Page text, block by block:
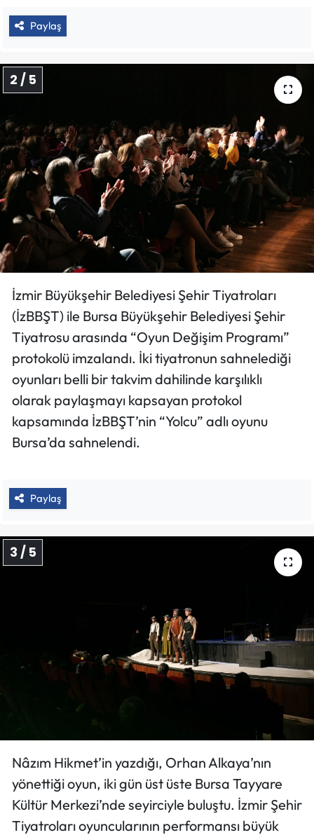
Paylaş
2 / 5
İzmir Büyükşehir Belediyesi Şehir Tiyatroları
(İzBBŞT) ile Bursa Büyükşehir Belediyesi Şehir
Tiyatrosu arasında “Oyun Değişim Programı”
protokolü imzalandı. İki tiyatronun sahnelediği
oyunları belli bir takvim dahilinde karşılıklı
olarak paylaşmayı kapsayan protokol
kapsamında İzBBŞT’nin “Yolcu” adlı oyunu
Bursa’da sahnelendi.
Paylaş
3 / 5
Nâzım Hikmet’in yazdığı, Orhan Alkaya’nın
yönettiği oyun, iki gün üst üste Bursa Tayyare
Kültür Merkezi’nde seyirciyle buluştu. İzmir Şehir
Tiyatroları oyuncularının performansı büyük